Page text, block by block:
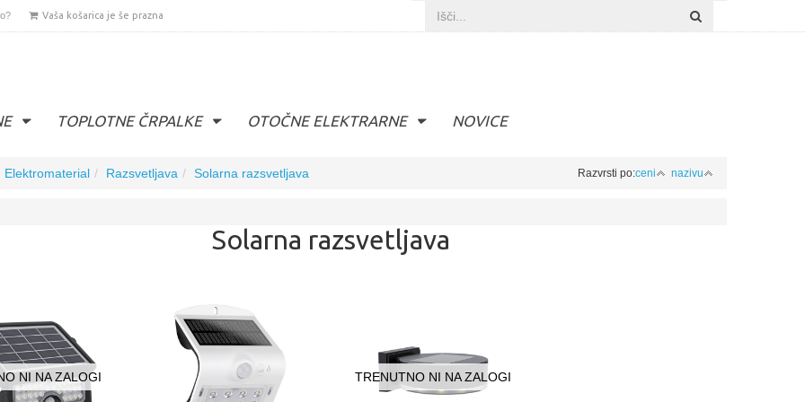
Vaša košarica je še prazna
TOPLOTNE ČRPALKE OTOČNE ELEKTRARNE NOVICE
Elektromaterial Razsvetljava Solarna razsvetljava Razvrsti po:ceni nazivu
Solarna razsvetljava
NI NA ZALOGI TRENUTNO NI NA ZALOGI